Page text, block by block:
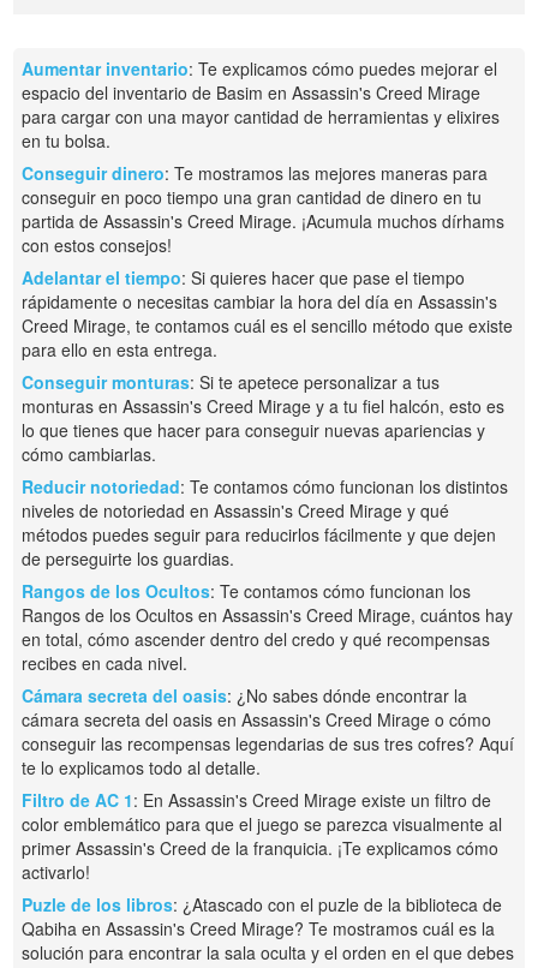
Aumentar inventario: Te explicamos cómo puedes mejorar el
espacio del inventario de Basim en Assassin's Creed Mirage
para cargar con una mayor cantidad de herramientas y elixires
en tu bolsa.
Conseguir dinero: Te mostramos las mejores maneras para
conseguir en poco tiempo una gran cantidad de dinero en tu
partida de Assassin's Creed Mirage. ¡Acumula muchos dírhams
con estos consejos!
Adelantar el tiempo: Si quieres hacer que pase el tiempo
rápidamente o necesitas cambiar la hora del día en Assassin's
Creed Mirage, te contamos cuál es el sencillo método que existe
para ello en esta entrega.
Conseguir monturas: Si te apetece personalizar a tus
monturas en Assassin's Creed Mirage y a tu fiel halcón, esto es
lo que tienes que hacer para conseguir nuevas apariencias y
cómo cambiarlas.
Reducir notoriedad: Te contamos cómo funcionan los distintos
niveles de notoriedad en Assassin's Creed Mirage y qué
métodos puedes seguir para reducirlos fácilmente y que dejen
de perseguirte los guardias.
Rangos de los Ocultos: Te contamos cómo funcionan los
Rangos de los Ocultos en Assassin's Creed Mirage, cuántos hay
en total, cómo ascender dentro del credo y qué recompensas
recibes en cada nivel.
Cámara secreta del oasis: ¿No sabes dónde encontrar la
cámara secreta del oasis en Assassin's Creed Mirage o cómo
conseguir las recompensas legendarias de sus tres cofres? Aquí
te lo explicamos todo al detalle.
Filtro de AC 1: En Assassin's Creed Mirage existe un filtro de
color emblemático para que el juego se parezca visualmente al
primer Assassin's Creed de la franquicia. ¡Te explicamos cómo
activarlo!
Puzle de los libros: ¿Atascado con el puzle de la biblioteca de
Qabiha en Assassin's Creed Mirage? Te mostramos cuál es la
solución para encontrar la sala oculta y el orden en el que debes